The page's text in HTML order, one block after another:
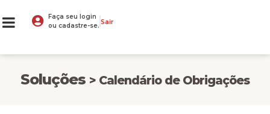
Faça seu login
ou cadastre-se. Sair
Soluções > Calendário de Obrigações